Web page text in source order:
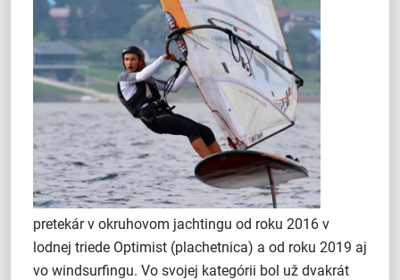
pretekár v okruhovom jachtingu od roku 2016 v
lodnej triede Optimist (plachetnica) a od roku 2019 aj
vo windsurfingu. Vo svojej kategórii bol už dvakrát